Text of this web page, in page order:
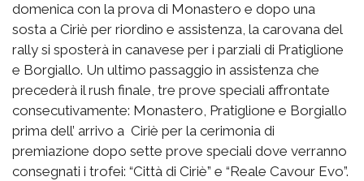
domenica con la prova di Monastero e dopo una
sosta a Ciriè per riordino e assistenza, la carovana del
rally si sposterà in canavese per i parziali di Pratiglione
e Borgiallo. Un ultimo passaggio in assistenza che
precederà il rush finale, tre prove speciali affrontate
consecutivamente: Monastero, Pratiglione e Borgiallo
prima dell’ arrivo a Ciriè per la cerimonia di
premiazione dopo sette prove speciali dove verranno
consegnati i trofei: “Città di Ciriè” e “Reale Cavour Evo”.